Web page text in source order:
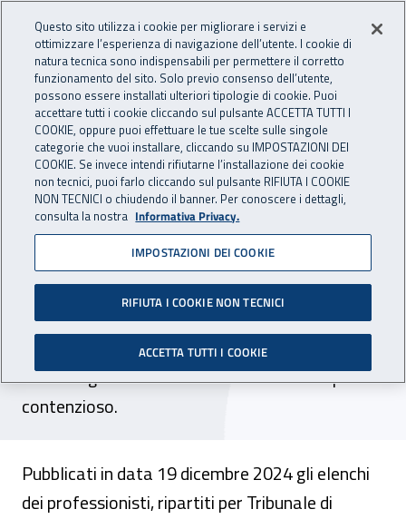
INAIL - Istituto Nazionale
Apri cerca
Navigazione principale
Navigazione - Ti trovi in:
Home Inail comunica Avvisi
Dr Abruzzo - elenchi
professionisti selezione
comparativa per incarichi di
sostituzione in udienza
Pubblicati gli elenchi dei professionisti a cui
affidare gli incarichi di sostituti d’udienza per il
contenzioso.
Pubblicati in data 19 dicembre 2024 gli elenchi
dei professionisti, ripartiti per Tribunale di
Questo sito utilizza i cookie per migliorare i servizi e
ottimizzare l’esperienza di navigazione dell’utente. I cookie di
natura tecnica sono indispensabili per permettere il corretto
funzionamento del sito. Solo previo consenso dell’utente,
possono essere installati ulteriori tipologie di cookie. Puoi
accettare tutti i cookie cliccando sul pulsante ACCETTA TUTTI I
COOKIE, oppure puoi effettuare le tue scelte sulle singole
categorie che vuoi installare, cliccando su IMPOSTAZIONI DEI
COOKIE. Se invece intendi rifiutarne l’installazione dei cookie
non tecnici, puoi farlo cliccando sul pulsante RIFIUTA I COOKIE
NON TECNICI o chiudendo il banner. Per conoscere i dettagli,
consulta la nostra Informativa Privacy.
IMPOSTAZIONI DEI COOKIE
RIFIUTA I COOKIE NON TECNICI
ACCETTA TUTTI I COOKIE